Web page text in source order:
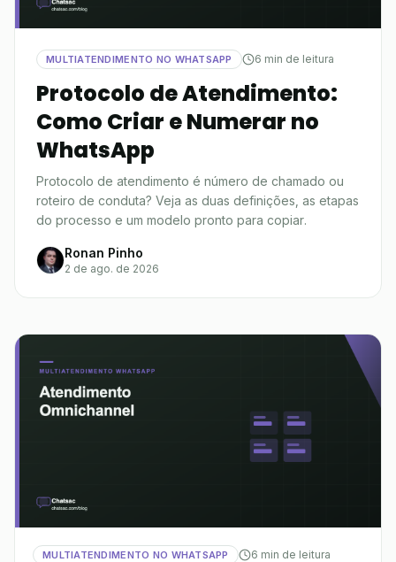
MULTIATENDIMENTO NO WHATSAPP 6 min de leitura
Protocolo de Atendimento:
Como Criar e Numerar no
WhatsApp
Protocolo de atendimento é número de chamado ou
roteiro de conduta? Veja as duas definições, as etapas
do processo e um modelo pronto para copiar.
Ronan Pinho
2 de ago. de 2026
MULTIATENDIMENTO NO WHATSAPP 6 min de leitura